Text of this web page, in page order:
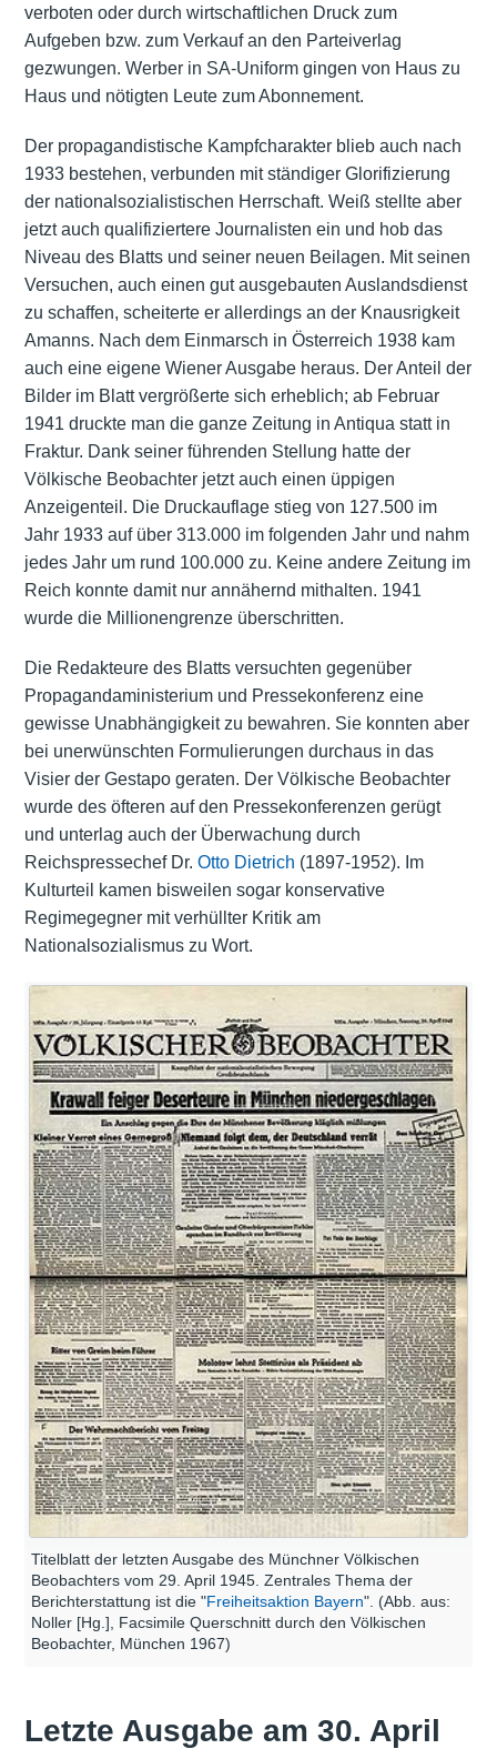
verboten oder durch wirtschaftlichen Druck zum
Aufgeben bzw. zum Verkauf an den Parteiverlag
gezwungen. Werber in SA-Uniform gingen von Haus zu
Haus und nötigten Leute zum Abonnement.
Der propagandistische Kampfcharakter blieb auch nach
1933 bestehen, verbunden mit ständiger Glorifizierung
der nationalsozialistischen Herrschaft. Weiß stellte aber
jetzt auch qualifiziertere Journalisten ein und hob das
Niveau des Blatts und seiner neuen Beilagen. Mit seinen
Versuchen, auch einen gut ausgebauten Auslandsdienst
zu schaffen, scheiterte er allerdings an der Knausrigkeit
Amanns. Nach dem Einmarsch in Österreich 1938 kam
auch eine eigene Wiener Ausgabe heraus. Der Anteil der
Bilder im Blatt vergrößerte sich erheblich; ab Februar
1941 druckte man die ganze Zeitung in Antiqua statt in
Fraktur. Dank seiner führenden Stellung hatte der
Völkische Beobachter jetzt auch einen üppigen
Anzeigenteil. Die Druckauflage stieg von 127.500 im
Jahr 1933 auf über 313.000 im folgenden Jahr und nahm
jedes Jahr um rund 100.000 zu. Keine andere Zeitung im
Reich konnte damit nur annähernd mithalten. 1941
wurde die Millionengrenze überschritten.
Die Redakteure des Blatts versuchten gegenüber
Propagandaministerium und Pressekonferenz eine
gewisse Unabhängigkeit zu bewahren. Sie konnten aber
bei unerwünschten Formulierungen durchaus in das
Visier der Gestapo geraten. Der Völkische Beobachter
wurde des öfteren auf den Pressekonferenzen gerügt
und unterlag auch der Überwachung durch
Reichspressechef Dr. Otto Dietrich (1897-1952). Im
Kulturteil kamen bisweilen sogar konservative
Regimegegner mit verhüllter Kritik am
Nationalsozialismus zu Wort.
Titelblatt der letzten Ausgabe des Münchner Völkischen
Beobachters vom 29. April 1945. Zentrales Thema der
Berichterstattung ist die "Freiheitsaktion Bayern". (Abb. aus:
Noller [Hg.], Facsimile Querschnitt durch den Völkischen
Beobachter, München 1967)
Letzte Ausgabe am 30. April